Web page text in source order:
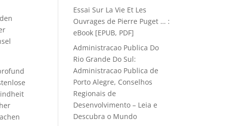
Essai Sur La Vie Et Les
Ouvrages de Pierre Puget … :
eBook [EPUB, PDF]
Administracao Publica Do
Rio Grande Do Sul:
Administracao Publica de
Porto Alegre, Conselhos
Regionais de
Desenvolvimento – Leia e
Descubra o Mundo